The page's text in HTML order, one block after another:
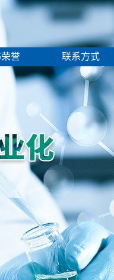
誉 联系方式